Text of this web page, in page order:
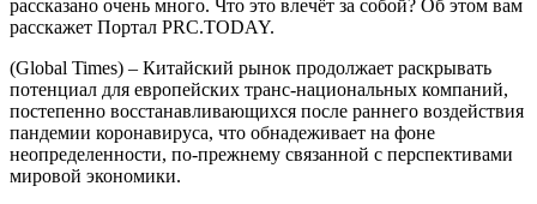
рассказано очень много. Что это влечёт за собой? Об этом вам
расскажет Портал PRC.TODAY.
(Global Times) – Китайский рынок продолжает раскрывать
потенциал для европейских транс-национальных компаний,
постепенно восстанавливающихся после раннего воздействия
пандемии коронавируса, что обнадеживает на фоне
неопределенности, по-прежнему связанной с перспективами
мировой экономики.